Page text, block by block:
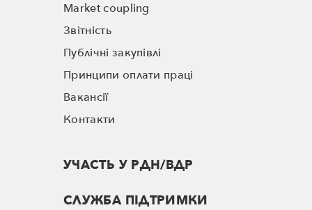
Market coupling
Звітність
Публічні закупівлі
Принципи оплати праці
Вакансії
Контакти
УЧАСТЬ У РДН/ВДР
СЛУЖБА ПІДТРИМКИ